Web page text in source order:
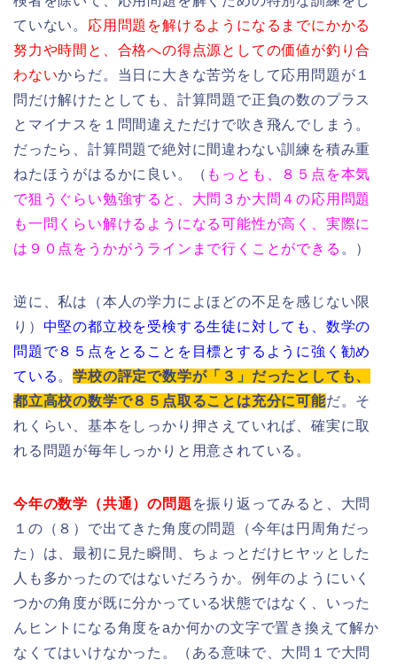
ていない。 応用問題を解けるようになるまでにかかる
努力や時間と、合格への得点源としての価値が釣り合
わないからだ。当日に大きな苦労をして応用問題が１
問だけ解けたとしても、計算問題で正負の数のプラス
とマイナスを１問間違えただけで吹き飛んでしまう。
だったら、計算問題で絶対に間違わない訓練を積み重
ねたほうがはるかに良い。（ もっとも、８５点を本気
で狙うぐらい勉強すると、大問３か大問４の応用問題
も一問くらい解けるようになる可能性が高く、実際に
は９０点をうかがうラインまで行くことができる 。）
逆に、私は（本人の学力によほどの不足を感じない限
り） 中堅の都立校を受検する生徒に対しても、数学の
問題で８５点をとることを目標とするように強く勧め
ている 。学校の評定で数学が「３」だったとしても、
都立高校の数学で８５点取ることは充分に可能だ。そ
れくらい、基本をしっかり押さえていれば、確実に取
れる問題が毎年しっかりと用意されている。
今年の数学（共通）の問題 を振り返ってみると、大問
１の（８）で出てきた角度の問題（今年は円周角だっ
た）は、最初に見た瞬間、ちょっとだけヒヤッとした
人も多かったのではないだろうか。例年のようにいく
つかの角度が既に分かっている状態ではなく、いった
んヒントになる角度をaか何かの文字で置き換えて解か
なくてはいけなかった。（ある意味で、大問１で大問